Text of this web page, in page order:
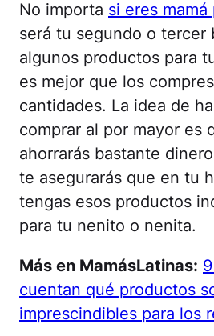
No importa si eres mamá
será tu segundo o tercer
algunos productos para
es mejor que los
cantidades. La idea de
comprar al por mayor es
ahorrarás bastante
te asegurarás que en tu
tengas esos productos
para tu nenito o nenita.
Más en MamásLatinas:
cuentan qué productos
imprescindibles para los